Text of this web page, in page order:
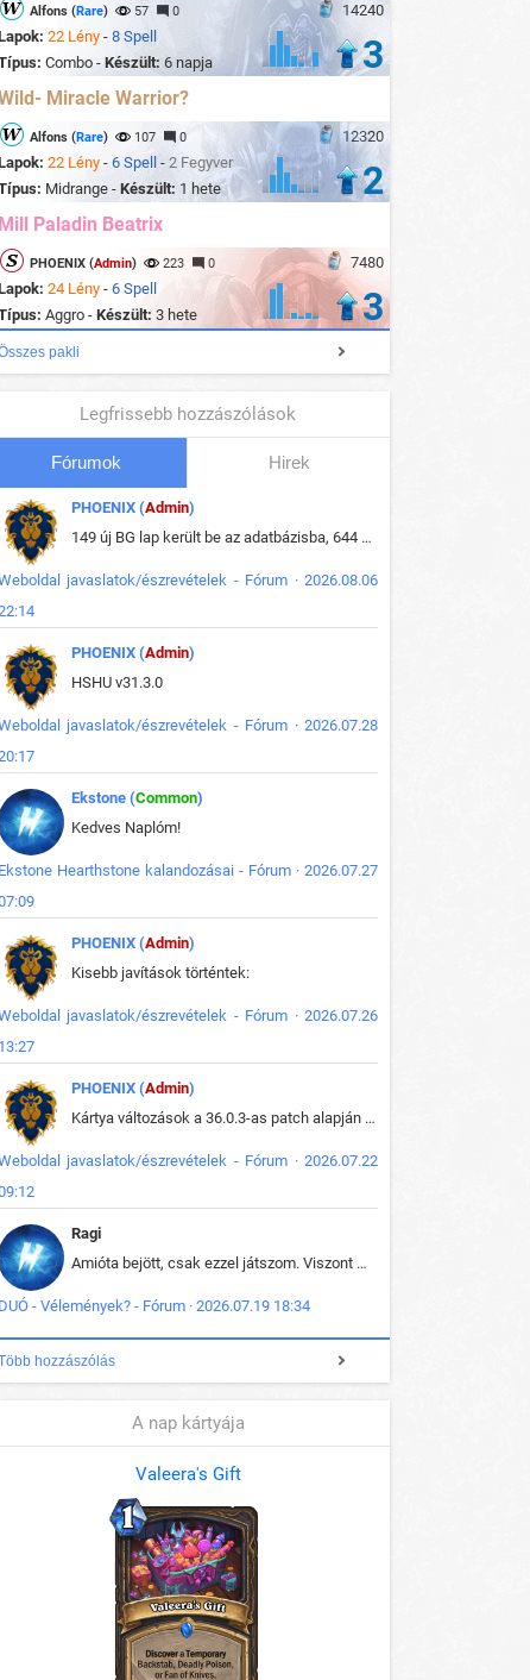
14240
Alfons (Rare) 57 0
22 Lény - 8 Spell
Combo - Készült: 6 napja 3
Miracle Warrior?
12320
Alfons (Rare) 107 0
22 Lény - 6 Spell - 2 Fegyver
Midrange - Készült: 1 hete 2
Mill Paladin Beatrix
7480
PHOENIX (Admin) 223 0
24 Lény - 6 Spell
Aggro - Készült: 3 hete 3
pakli
Legfrissebb hozzászólások
Fórumok Hirek
PHOENIX (Admin)
149 új BG lap került be az adatbázisba, 644 db meglévő BG lap módosult, bekerültek az új képek a megváltozott lapokhoz is.
javaslatok/észrevételek - Fórum · 2026.08.06
PHOENIX (Admin)
HSHU v31.3.0
javaslatok/észrevételek - Fórum · 2026.07.28
Ekstone (Common)
Kedves Naplóm!
Ekstone Hearthstone kalandozásai - Fórum · 2026.07.27
PHOENIX (Admin)
Kisebb javítások történtek:
javaslatok/észrevételek - Fórum · 2026.07.26
13:27
PHOENIX (Admin)
Kártya változások a 36.0.3-as patch alapján frissítve az adatbázisban (képek is cserélve).
javaslatok/észrevételek - Fórum · 2026.07.22
Ragi
Amióta bejött, csak ezzel játszom. Viszont mint minden más - akár az alapjáték is, ez is baromira összetett lett. Néha már pár kör után is esélytelen az egész. Vagy irreállisan túltápol valaki, vagy lelép a partner, vagy csak hülye mint a segg. És amikor eljönne az én időm, na akkor jön el mindenki másé is. Engem jobban érdekelne, hogy ki milyen ratingen szokott játszani. Na ez lenne egy érdekes adat.
DUÓ - Vélemények? - Fórum · 2026.07.19 18:34
hozzászólás
A nap kártyája
Valeera's Gift